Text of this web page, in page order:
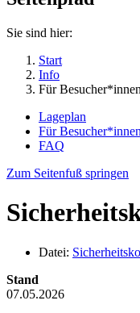
Sie sind hier:
Start
Info
Für Besucher*innen
Lageplan
Für Besucher*innen
FAQ
Zum Seitenfuß springen
Datei:
Stand
07.05.2026